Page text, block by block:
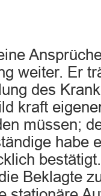
weiter. Er
des
kraft
müssen;
habe
Beklagte